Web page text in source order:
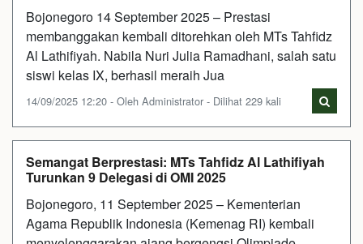
Bojonegoro 14 September 2025 – Prestasi
membanggakan kembali ditorehkan oleh MTs Tahfidz
Al Lathifiyah. Nabila Nuri Julia Ramadhani, salah satu
siswi kelas IX, berhasil meraih Jua
14/09/2025 12:20 - Oleh Administrator - Dilihat 229 kali
Semangat Berprestasi: MTs Tahfidz Al Lathifiyah
Turunkan 9 Delegasi di OMI 2025
Bojonegoro, 11 September 2025 – Kementerian
Agama Republik Indonesia (Kemenag RI) kembali